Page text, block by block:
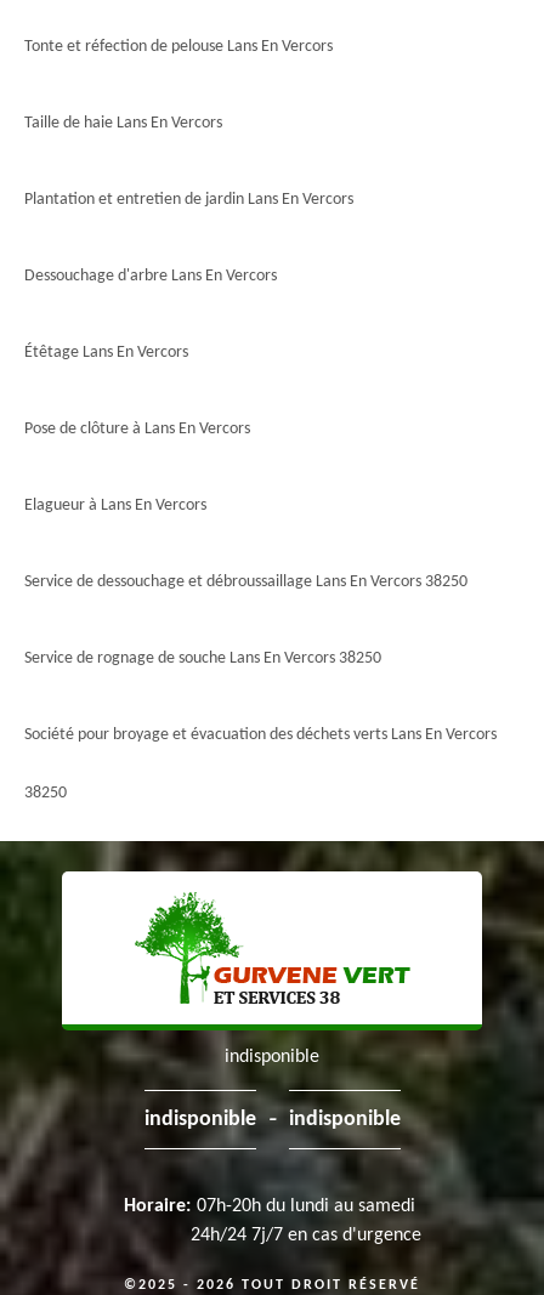
Tonte et réfection de pelouse Lans En Vercors
Taille de haie Lans En Vercors
Plantation et entretien de jardin Lans En Vercors
Dessouchage d'arbre Lans En Vercors
Étêtage Lans En Vercors
Pose de clôture à Lans En Vercors
Elagueur à Lans En Vercors
Service de dessouchage et débroussaillage Lans En Vercors 38250
Service de rognage de souche Lans En Vercors 38250
Société pour broyage et évacuation des déchets verts Lans En Vercors
38250
indisponible
indisponible - indisponible
Horaire: 07h-20h du lundi au samedi
24h/24 7j/7 en cas d'urgence
©2025 - 2026 TOUT DROIT RÉSERVÉ